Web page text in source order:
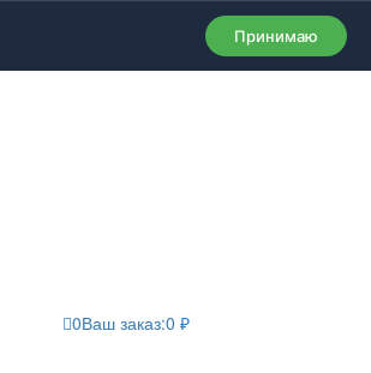
Принимаю
0Ваш заказ:0 ₽